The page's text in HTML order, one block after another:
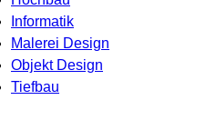
Informatik
Malerei Design
Objekt Design
Tiefbau